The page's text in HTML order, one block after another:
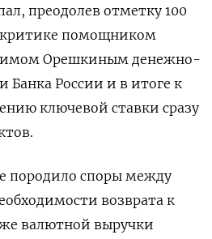
преодолев отметку 100
критике помощником
Орешкиным денежно-
Банка России и в итоге к
ключевой ставки сразу
породило споры между
возврата к
валютной выручки